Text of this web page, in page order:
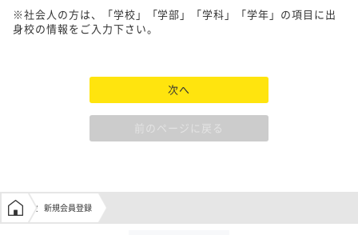
※社会人の方は、「学校」「学部」「学科」「学年」の項目に出
身校の情報をご入力下さい。
次へ
前のページに戻る
学生の窓口トップ
新規会員登録